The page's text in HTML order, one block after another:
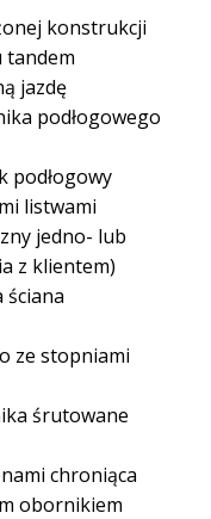
konstrukcji
tandem
jazdę
podłogowego
podłogowy
listwami
jedno- lub
z klientem)
ściana
ze stopniami
śrutowane
chroniąca
obornikiem